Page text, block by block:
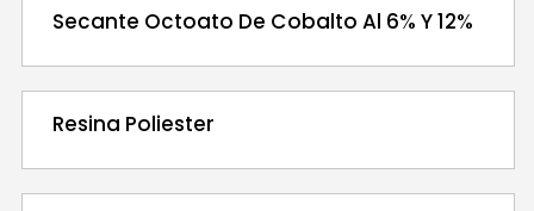
Secante Octoato De Cobalto Al 6% Y 12%
Resina Poliester